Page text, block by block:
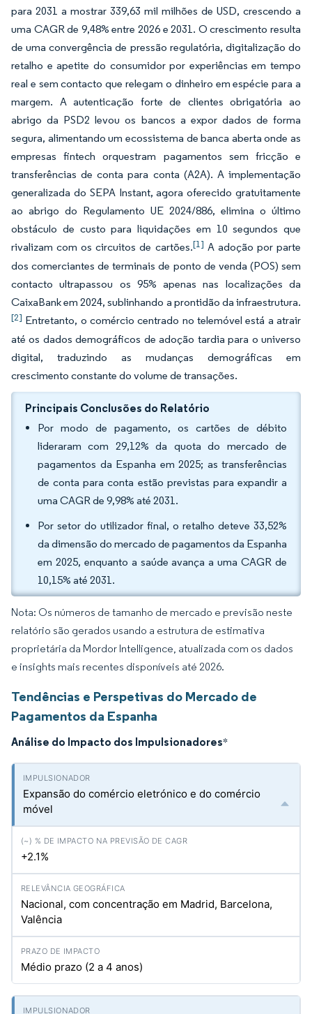
para 2031 a mostrar 339,63 mil milhões de USD, crescendo a
uma CAGR de 9,48% entre 2026 e 2031. O crescimento resulta
de uma convergência de pressão regulatória, digitalização do
retalho e apetite do consumidor por experiências em tempo
real e sem contacto que relegam o dinheiro em espécie para a
margem. A autenticação forte de clientes obrigatória ao
abrigo da PSD2 levou os bancos a expor dados de forma
segura, alimentando um ecossistema de banca aberta onde as
empresas fintech orquestram pagamentos sem fricção e
transferências de conta para conta (A2A). A implementação
generalizada do SEPA Instant, agora oferecido gratuitamente
ao abrigo do Regulamento UE 2024/886, elimina o último
obstáculo de custo para liquidações em 10 segundos que
rivalizam com os circuitos de cartões.[1] A adoção por parte
dos comerciantes de terminais de ponto de venda (POS) sem
contacto ultrapassou os 95% apenas nas localizações da
CaixaBank em 2024, sublinhando a prontidão da infraestrutura.
[2] Entretanto, o comércio centrado no telemóvel está a atrair
até os dados demográficos de adoção tardia para o universo
digital, traduzindo as mudanças demográficas em
crescimento constante do volume de transações.
Principais Conclusões do Relatório
Por modo de pagamento, os cartões de débito
lideraram com 29,12% da quota do mercado de
pagamentos da Espanha em 2025; as transferências
de conta para conta estão previstas para expandir a
uma CAGR de 9,98% até 2031.
Por setor do utilizador final, o retalho deteve 33,52%
da dimensão do mercado de pagamentos da Espanha
em 2025, enquanto a saúde avança a uma CAGR de
10,15% até 2031.
Nota: Os números de tamanho de mercado e previsão neste
relatório são gerados usando a estrutura de estimativa
proprietária da Mordor Intelligence, atualizada com os dados
e insights mais recentes disponíveis até 2026.
Tendências e Perspetivas do Mercado de
Pagamentos da Espanha
Análise do Impacto dos Impulsionadores*
Expansão do comércio eletrónico e do comércio
móvel
+2.1%
Nacional, com concentração em Madrid, Barcelona,
Valência
Médio prazo (2 a 4 anos)